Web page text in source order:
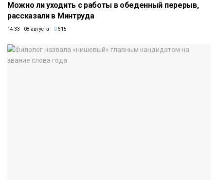
Можно ли уходить с работы в обеденный перерыв,
рассказали в Минтруда
14:33 08 августа 515